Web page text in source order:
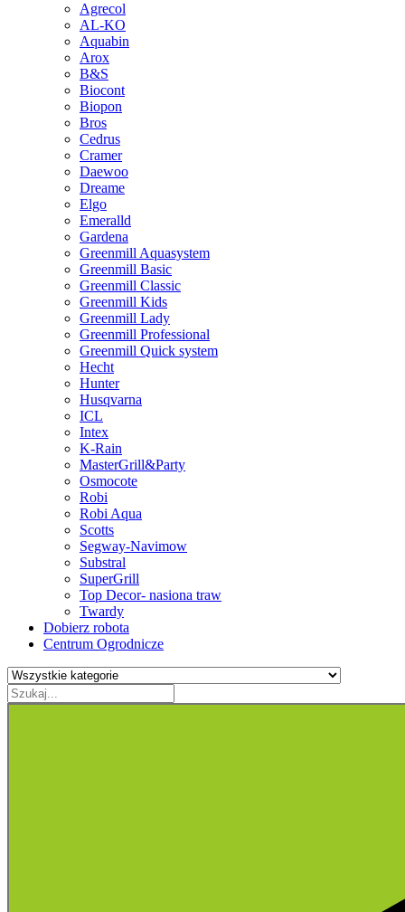
Agrecol
AL-KO
Aquabin
Arox
B&S
Biocont
Biopon
Bros
Cedrus
Cramer
Daewoo
Dreame
Elgo
Emeralld
Gardena
Greenmill Aquasystem
Greenmill Basic
Greenmill Classic
Greenmill Kids
Greenmill Lady
Greenmill Professional
Greenmill Quick system
Hecht
Hunter
Husqvarna
ICL
Intex
K-Rain
MasterGrill&Party
Osmocote
Robi
Robi Aqua
Scotts
Segway-Navimow
Substral
SuperGrill
Top Decor- nasiona traw
Twardy
Dobierz robota
Centrum Ogrodnicze